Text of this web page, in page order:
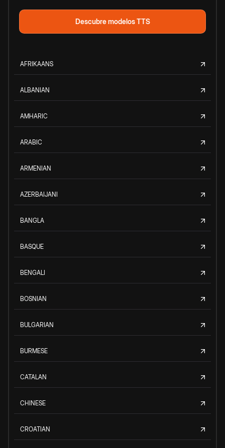
Descubre modelos TTS
AFRIKAANS
ALBANIAN
AMHARIC
ARABIC
ARMENIAN
AZERBAIJANI
BANGLA
BASQUE
BENGALI
BOSNIAN
BULGARIAN
BURMESE
CATALAN
CHINESE
CROATIAN